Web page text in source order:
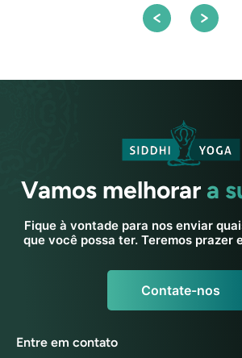
Vamos melhorar a
Fique à vontade para nos enviar
que você possa ter. Teremos prazer
Contate-nos
Entre em contato